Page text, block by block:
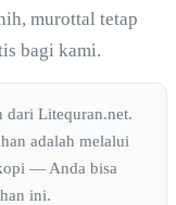
murottal tetap
bagi kami.
dari Litequran.net.
adalah melalui
— Anda bisa
ini.